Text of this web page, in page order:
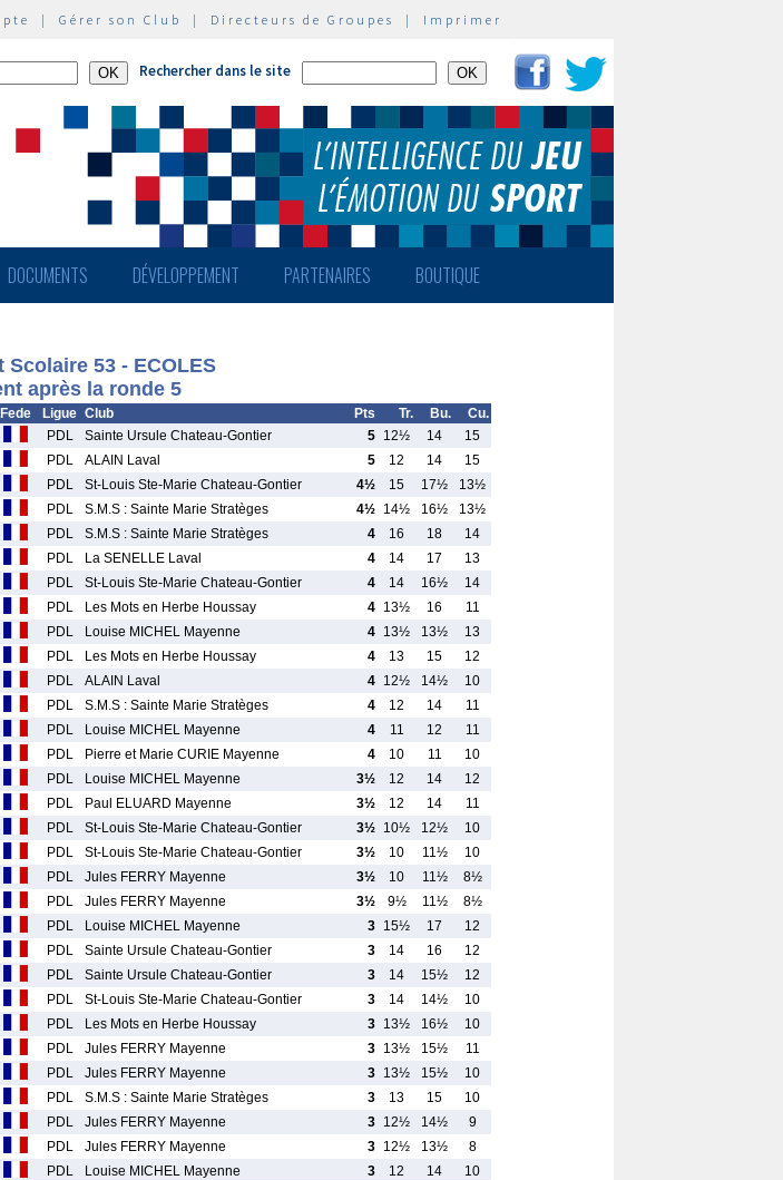
| Gérer son Club | Directeurs de Groupes | Imprimer
Rechercher dans le site
DOCUMENTS DÉVELOPPEMENT PARTENAIRES BOUTIQUE
Scolaire 53 - ECOLES
après la ronde 5
Fede Ligue Club Pts Tr. Bu.
Cu.
PDL Sainte Ursule Chateau-Gontier 5 12½ 14
15
PDL ALAIN Laval 5 12 14
15
PDL St-Louis Ste-Marie Chateau-Gontier 4½ 15 17½
13½
PDL S.M.S : Sainte Marie Stratèges 4½ 14½ 16½
13½
PDL S.M.S : Sainte Marie Stratèges 4 16 18
14
PDL La SENELLE Laval 4 14 17
13
PDL St-Louis Ste-Marie Chateau-Gontier 4 14 16½
14
PDL Les Mots en Herbe Houssay 4 13½ 16
11
PDL Louise MICHEL Mayenne 4 13½ 13½
13
PDL Les Mots en Herbe Houssay 4 13 15
12
PDL ALAIN Laval 4 12½ 14½
10
PDL S.M.S : Sainte Marie Stratèges 4 12 14
11
PDL Louise MICHEL Mayenne 4 11 12
11
PDL Pierre et Marie CURIE Mayenne 4 10 11
10
PDL Louise MICHEL Mayenne 3½ 12 14
12
PDL Paul ELUARD Mayenne 3½ 12 14
11
PDL St-Louis Ste-Marie Chateau-Gontier 3½ 10½ 12½
10
PDL St-Louis Ste-Marie Chateau-Gontier 3½ 10 11½
10
PDL Jules FERRY Mayenne 3½ 10 11½
8½
PDL Jules FERRY Mayenne 3½ 9½ 11½
8½
PDL Louise MICHEL Mayenne 3 15½ 17
12
PDL Sainte Ursule Chateau-Gontier 3 14 16
12
PDL Sainte Ursule Chateau-Gontier 3 14 15½
12
PDL St-Louis Ste-Marie Chateau-Gontier 3 14 14½
10
PDL Les Mots en Herbe Houssay 3 13½ 16½
10
PDL Jules FERRY Mayenne 3 13½ 15½
11
PDL Jules FERRY Mayenne 3 13½ 15½
10
PDL S.M.S : Sainte Marie Stratèges 3 13 15
10
PDL Jules FERRY Mayenne 3 12½ 14½
9
PDL Jules FERRY Mayenne 3 12½ 13½
8
PDL Louise MICHEL Mayenne 3 12 14
10